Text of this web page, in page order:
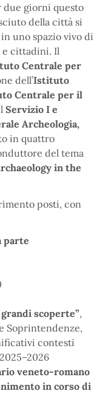
due giorni questo
della città si
uno spazio vivo di
cittadini. Il
Centrale per
dell’Istituto
Centrale per il
Servizio I e
Archeologia,
in quattro
del tema
in the
posti, con
parte
grandi scoperte”,
Soprintendenze,
contesti
veneto-romano
in corso di